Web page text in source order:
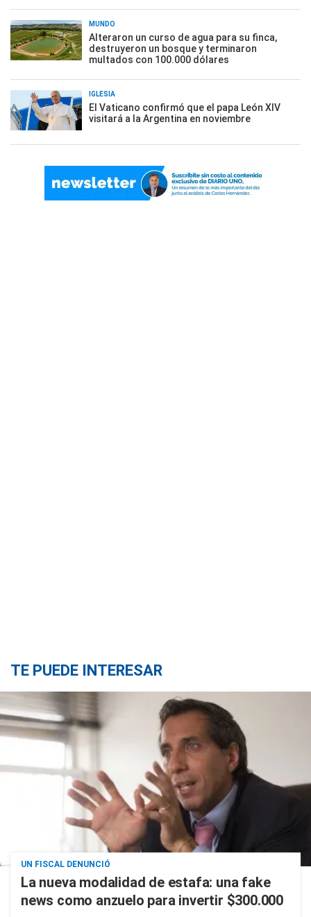
MUNDO
Alteraron un curso de agua para su finca,
destruyeron un bosque y terminaron
multados con 100.000 dólares
IGLESIA
El Vaticano confirmó que el papa León XIV
visitará a la Argentina en noviembre
TE PUEDE INTERESAR
UN FISCAL DENUNCIÓ
La nueva modalidad de estafa: una fake
news como anzuelo para invertir $300.000